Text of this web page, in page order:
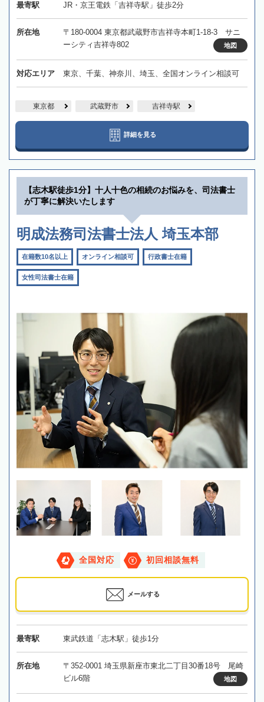
最寄駅 JR・京王電鉄「吉祥寺駅」徒歩2分
所在地
〒180-0004 東京都武蔵野市吉祥寺本町1-18-3 サニ
ーシティ吉祥寺802
地図
対応エリア 東京、千葉、神奈川、埼玉、全国オンライン相談可
東京都 武蔵野市 吉祥寺駅
詳細を見る
【志木駅徒歩1分】十人十色の相続のお悩みを、司法書士
が丁寧に解決いたします
明成法務司法書士法人 埼玉本部
在籍数10名以上 オンライン相談可 行政書士在籍
女性司法書士在籍
全国対応 初回相談無料
メールする
最寄駅 東武鉄道「志木駅」徒歩1分
所在地
〒352-0001 埼玉県新座市東北二丁目30番18号 尾崎
ビル6階
地図